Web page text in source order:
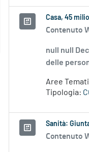
Casa, 45
Contenuto
null null
delle
Aree
Tipologia:
Sanità:
Contenuto